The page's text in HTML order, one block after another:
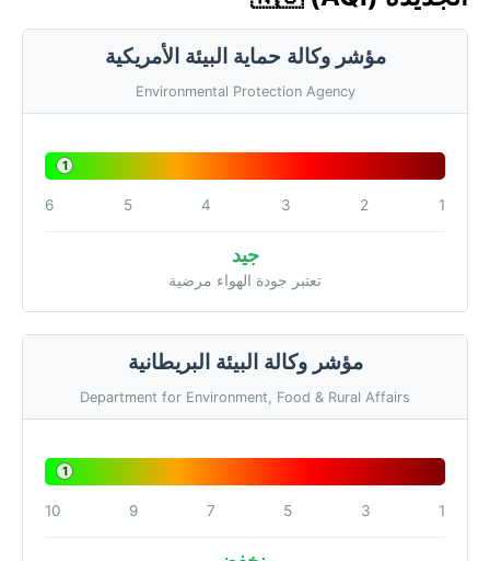
مؤشر وكالة حماية البيئة الأمريكية
Environmental Protection Agency
1
1
2
3
4
5
6
جيد
تعتبر جودة الهواء مرضية
مؤشر وكالة البيئة البريطانية
Department for Environment, Food & Rural Affairs
1
1
3
5
7
9
10